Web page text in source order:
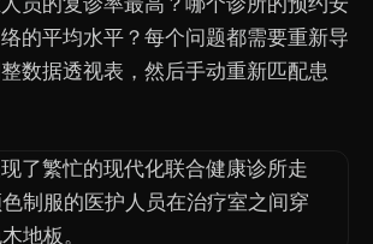
的平均水平？每个问题都需要重新导
数据透视表，然后手动重新匹配患